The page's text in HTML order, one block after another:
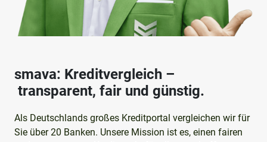
smava: Kreditvergleich –
transparent, fair und günstig.
Als Deutschlands großes Kreditportal vergleichen wir für
Sie über 20 Banken. Unsere Mission ist es, einen fairen